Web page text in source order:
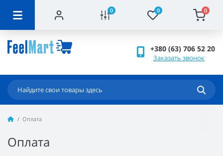
0 0 0
+380 (63) 706 52 20
Заказать звонок
Оплата
Оплата